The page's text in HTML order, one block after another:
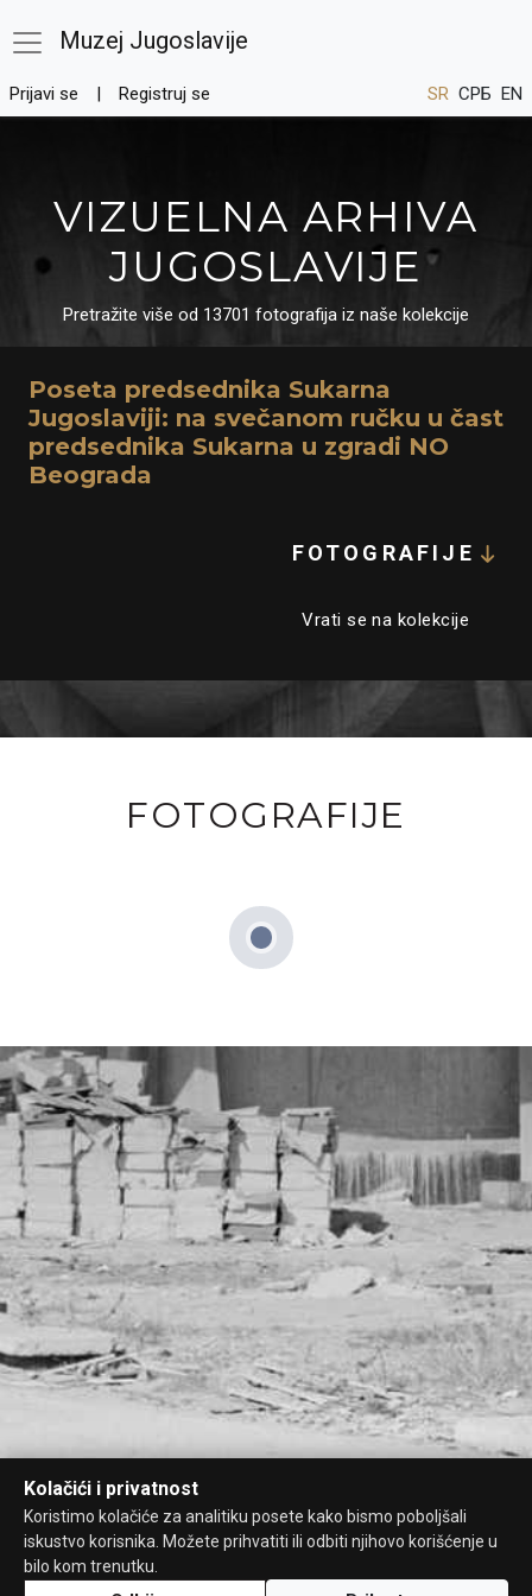
Muzej Jugoslavije
Prijavi se Registruj se SR СРБ EN
VIZUELNA ARHIVA
JUGOSLAVIJE
Pretražite više od 13701 fotografija iz naše kolekcije
Poseta predsednika Sukarna
Jugoslaviji: na svečanom ručku u čast
predsednika Sukarna u zgradi NO
Beograda
FOTOGRAFIJE
Vrati se na kolekcije
FOTOGRAFIJE
Kolačići i privatnost
Koristimo kolačiće za analitiku posete kako bismo poboljšali
iskustvo korisnika. Možete prihvatiti ili odbiti njihovo korišćenje u
bilo kom trenutku.